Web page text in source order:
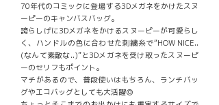
70年代のコミックに登場する3Dメガネをかけたスヌ
ーピーのキャンバスバッグ。
誇らしげに3Dメガネをかけるスヌーピーが可愛らし
く、ハンドルの色に合わせた刺繍糸で“HOW NICE..
(なんて素敵な..)”と3Dメガネを受け取ったスヌーピ
ーのセリフもポイント。
マチがあるので、普段使いはもちろん、ランチバッ
グやエコバッグとしても大活躍◎